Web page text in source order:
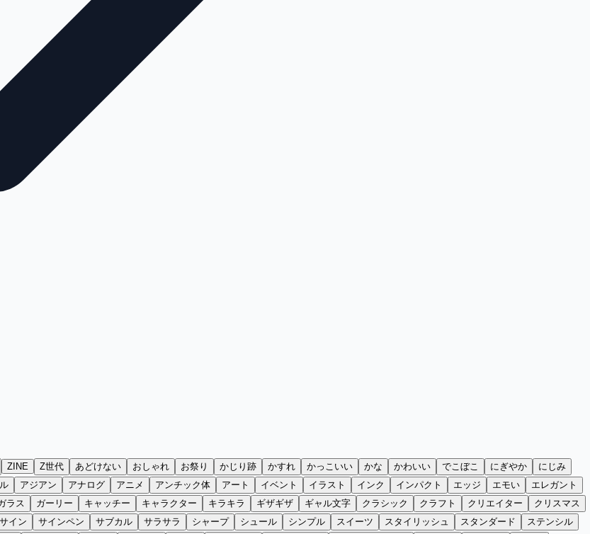
ZINE Z世代 あどけない おしゃれ お祭り かじり跡 かすれ かっこいい かな かわいい でこぼこ にぎやか
にじみ
アジアン アナログ アニメ アンチック体 アート イベント イラスト インク インパクト エッジ エモい
エレガント
ラス ガーリー キャッチー キャラクター キラキラ ギザギザ ギャル文字 クラシック クラフト クリエイター
クリスマス
サイン サインペン サブカル サラサラ シャープ シュール シンプル スイーツ スタイリッシュ スタンダード
ステンシル